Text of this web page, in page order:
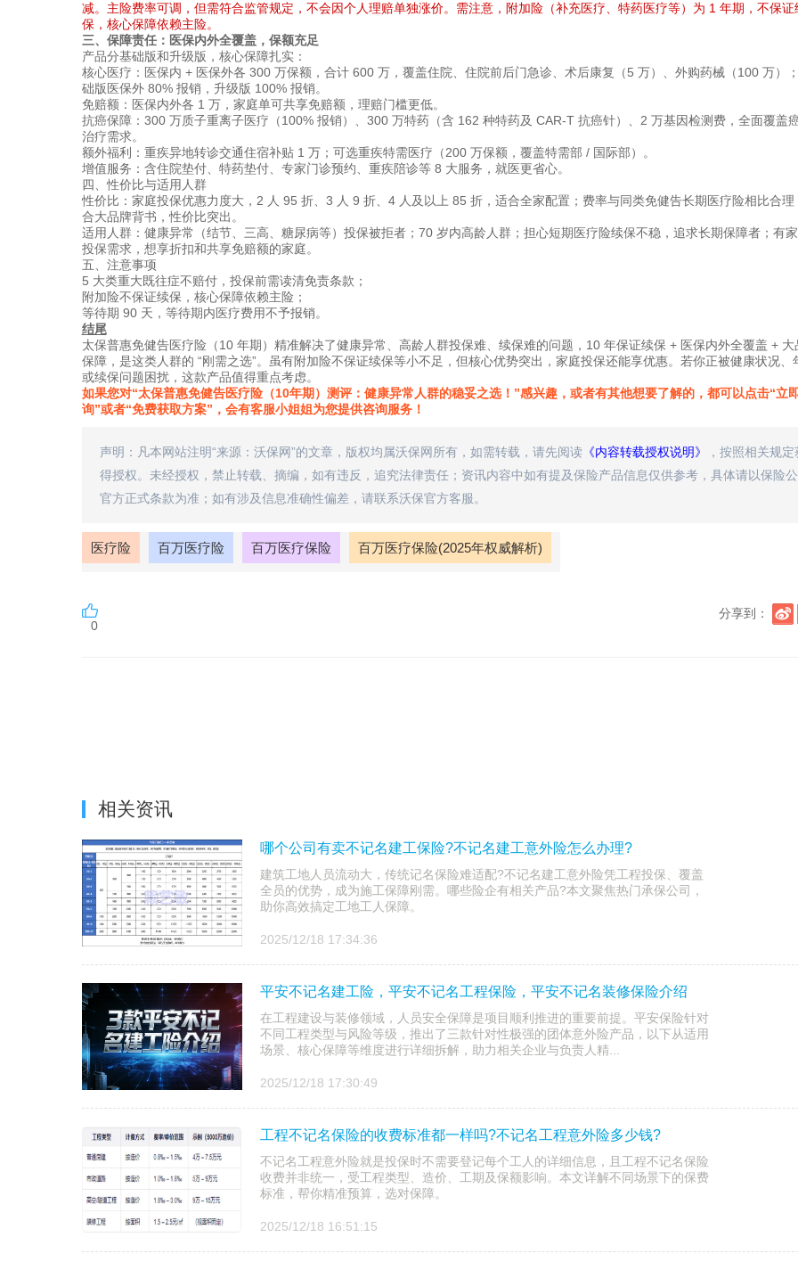
减。主险费率可调，但需符合监管规定，不会因个人理赔单独涨价。需注意，附加险（补充医疗、特药医疗等）为 1 年期，不保证
保，核心保障依赖主险。
三、保障责任：医保内外全覆盖，保额充足
产品分基础版和升级版，核心保障扎实：
核心医疗：医保内 + 医保外各 300 万保额，合计 600 万，覆盖住院、住院前后门急诊、术后康复（5 万）、外购药械（100 万）
础版医保外 80% 报销，升级版 100% 报销。
免赔额：医保内外各 1 万，家庭单可共享免赔额，理赔门槛更低。
抗癌保障：300 万质子重离子医疗（100% 报销）、300 万特药（含 162 种特药及 CAR-T 抗癌针）、2 万基因检测费，全面覆盖
治疗需求。
额外福利：重疾异地转诊交通住宿补贴 1 万；可选重疾特需医疗（200 万保额，覆盖特需部 / 国际部）。
增值服务：含住院垫付、特药垫付、专家门诊预约、重疾陪诊等 8 大服务，就医更省心。
四、性价比与适用人群
性价比：家庭投保优惠力度大，2 人 95 折、3 人 9 折、4 人及以上 85 折，适合全家配置；费率与同类免健告长期医疗险相比合理
合大品牌背书，性价比突出。
适用人群：健康异常（结节、三高、糖尿病等）投保被拒者；70 岁内高龄人群；担心短期医疗险续保不稳，追求长期保障者；有
投保需求，想享折扣和共享免赔额的家庭。
五、注意事项
5 大类重大既往症不赔付，投保前需读清免责条款；
附加险不保证续保，核心保障依赖主险；
等待期 90 天，等待期内医疗费用不予报销。
结尾
太保普惠免健告医疗险（10 年期）精准解决了健康异常、高龄人群投保难、续保难的问题，10 年保证续保 + 医保内外全覆盖 + 大
保障，是这类人群的 “刚需之选”。虽有附加险不保证续保等小不足，但核心优势突出，家庭投保还能享优惠。若你正被健康状况、
或续保问题困扰，这款产品值得重点考虑。
如果您对“太保普惠免健告医疗险（10年期）测评：健康异常人群的稳妥之选！‌‌”感兴趣，或者有其他想要了解的，都可以点击“立
询”或者“免费获取方案”，会有客服小姐姐为您提供咨询服务！
声明：凡本网站注明“来源：沃保网”的文章，版权均属沃保网所有，如需转载，请先阅读《内容转载授权说明》
，按照相关规定
得授权。未经授权，禁止转载、摘编，如有违反，追究法律责任；资讯内容中如有提及保险产品信息仅供参考，具体请以保险公
官方正式条款为准；如有涉及信息准确性偏差，请联系沃保官方客服。
医疗险 百万医疗险 百万医疗保险 百万医疗保险(2025年权威解析)
0
分享到：
相关资讯
哪个公司有卖不记名建工保险?不记名建工意外险怎么办理?
建筑工地人员流动大，传统记名保险难适配?不记名建工意外险凭工程投保、覆盖
全员的优势，成为施工保障刚需。哪些险企有相关产品?本文聚焦热门承保公司，
助你高效搞定工地工人保障。
2025/12/18 17:34:36
平安不记名建工险，平安不记名工程保险，平安不记名装修保险介绍
在工程建设与装修领域，人员安全保障是项目顺利推进的重要前提。平安保险针对
不同工程类型与风险等级，推出了三款针对性极强的团体意外险产品，以下从适用
场景、核心保障等维度进行详细拆解，助力相关企业与负责人精...
2025/12/18 17:30:49
工程不记名保险的收费标准都一样吗?不记名工程意外险多少钱?
不记名工程意外险就是投保时不需要登记每个工人的详细信息，且工程不记名保险
收费并非统一，受工程类型、造价、工期及保额影响。本文详解不同场景下的保费
标准，帮你精准预算，选对保障。
2025/12/18 16:51:15